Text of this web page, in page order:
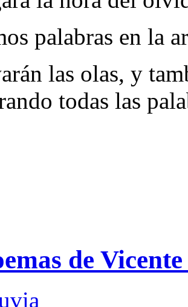
palabras en la
las olas, y
todas las
de